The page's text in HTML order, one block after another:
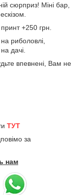
сюрприз! Міні бар,
+250 грн.
риболовлі,
дачі.
впевнені, Вам не
ТУТ
за
нам